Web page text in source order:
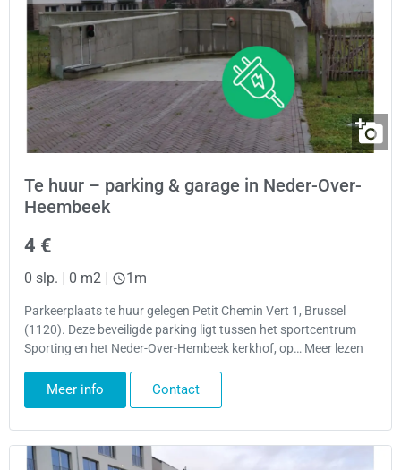
Te huur – parking & garage in Neder-Over-
Heembeek
4 €
0 slp. | 0 m2 | 1m
Parkeerplaats te huur gelegen Petit Chemin Vert 1, Brussel
(1120). Deze beveiligde parking ligt tussen het sportcentrum
Sporting en het Neder-Over-Hembeek kerkhof, op… Meer lezen
Meer info Contact